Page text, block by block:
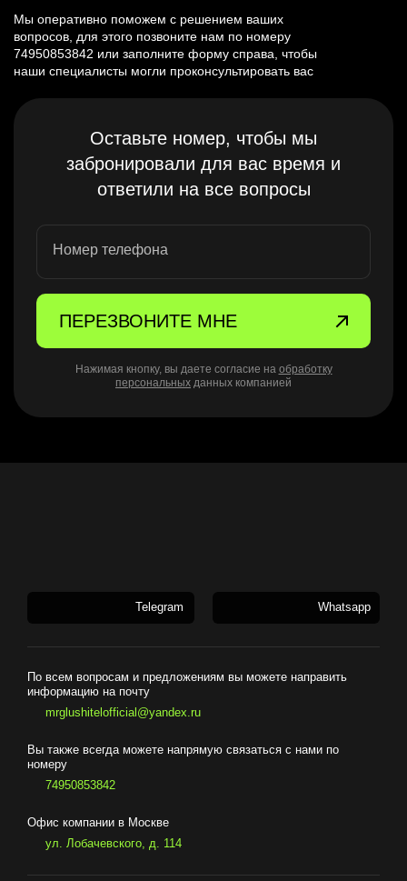
Мы оперативно поможем с решением ваших
вопросов, для этого позвоните нам по номеру
74950853842 или заполните форму справа, чтобы
наши специалисты могли проконсультировать вас
Оставьте номер, чтобы мы
забронировали для вас время и
ответили на все вопросы
Номер телефона
ПЕРЕЗВОНИТЕ МНЕ
Нажимая кнопку, вы даете согласие на обработку
персональных данных компанией
По всем вопросам и предложениям вы можете направить
информацию на почту
mrglushitelofficial@yandex.ru
Вы также всегда можете напрямую связаться с нами по
номеру
74950853842
Офис компании в Москве
ул. Лобачевского, д. 114
Telegram Whatsapp